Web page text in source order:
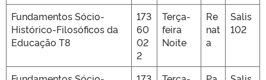
Fundamentos Sócio-
Histórico-Filosóficos da
Educação T8
173
60
02
2
Terça-
feira
Noite
Re
nat
a
Salis
102